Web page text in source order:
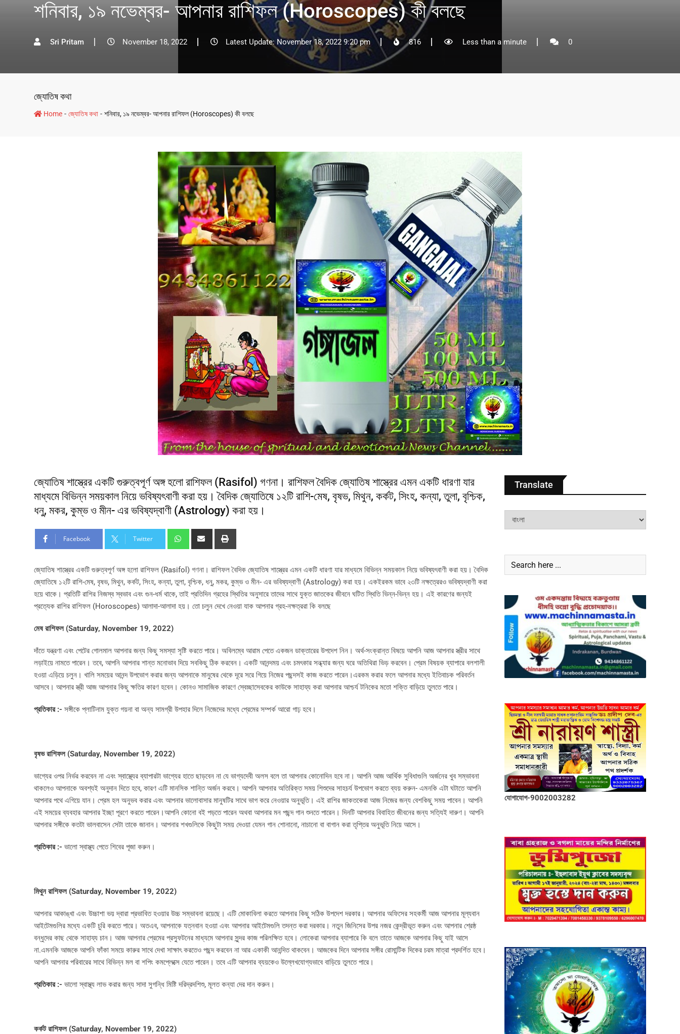
শনিবার, ১৯ নভেম্বর- আপনার রাশিফল (Horoscopes) কী বলছে
Sri Pritam November 18, 2022 Latest Update: November 18, 2022 9:20 pm 816 Less than a minute 0
জ্যোতিষ কথা
Home - জ্যোতিষ কথা - শনিবার, ১৯ নভেম্বর- আপনার রাশিফল (Horoscopes) কী বলছে
জ্যোতিষ শাস্ত্রের একটি গুরুত্বপূর্ণ অঙ্গ হলো রাশিফল (Rasifol) গণনা। রাশিফল বৈদিক জ্যোতিষ শাস্ত্রের এমন একটি ধারণা যার
মাধ্যমে বিভিন্ন সময়কাল নিয়ে ভবিষ্যৎবাণী করা হয়। বৈদিক জ্যোতিষে ১২টি রাশি-মেষ, বৃষভ, মিথুন, কর্কট, সিংহ, কন্যা, তুলা, বৃশ্চিক,
ধনু, মকর, কুম্ভ ও মীন- এর ভবিষ্যদ্বাণী (Astrology) করা হয়।
Facebook Twitter
জ্যোতিষ শাস্ত্রের একটি গুরুত্বপূর্ণ অঙ্গ হলো রাশিফল (Rasifol) গণনা। রাশিফল বৈদিক জ্যোতিষ শাস্ত্রের এমন একটি ধারণা যার মাধ্যমে বিভিন্ন সময়কাল নিয়ে ভবিষ্যৎবাণী করা হয়। বৈদিক
জ্যোতিষে ১২টি রাশি-মেষ, বৃষভ, মিথুন, কর্কট, সিংহ, কন্যা, তুলা, বৃশ্চিক, ধনু, মকর, কুম্ভ ও মীন- এর ভবিষ্যদ্বাণী (Astrology) করা হয়। একইরকম ভাবে ২৩টি নক্ষত্রেরও ভবিষ্যদ্বাণী করা
হয়ে থাকে। প্রতিটি রাশির নিজস্ব স্বভাব এবং গুন-ধর্ম থাকে, তাই প্রতিদিন গ্রহের স্থিতির অনুসারে তাদের সাথে যুক্ত জাতকের জীবনে ঘটিত স্থিতি ভিন্ন-ভিন্ন হয়। এই কারণের জন্যই
প্রত্যেক রাশির রাশিফল (Horoscopes) আলাদা-আলাদা হয়। তো চলুন দেখে নেওয়া যাক আপনার গ্রহ-নক্ষত্ররা কি বলছে
মেষ রাশিফল (Saturday, November 19, 2022)
দাঁতে যন্ত্রণা এবং পেটের গোলমাল আপনার জন্য কিছু সমস্যা সৃষ্টি করতে পারে। অবিলম্বে আরাম পেতে একজন ডাক্তারের উপদেশ নিন। অর্থ-সংক্রান্ত বিষয়ে আপনি আজ আপনার স্ত্রীর সাথে
লড়াইয়ে নামতে পারেন। তবে, আপনি আপনার শান্ত মনোভাব দিয়ে সবকিছু ঠিক করবেন। একটি আনন্দময় এবং চমৎকার সন্ধ্যার জন্য ঘরে অতিথিরা ভিড় করবেন। প্রেম বিষয়ক ব্যাপারে বলশালী
হওয়া এড়িয়ে চলুন। খালি সময়ের আনন্দ উপভোগ করার জন্য আপনাকে মানুষের থেকে দূরে সরে গিয়ে নিজের পছন্দসই কাজ করতে পারেন।এরকম করার ফলে আপনার মধ্যে ইতিবাচক পরিবর্তন
আসবে। আপনার স্ত্রী আজ আপনার কিছু ক্ষতির কারণ হবেন। কোনও সামাজিক কারণে স্বেচ্ছাসেবকের কাউকে সাহায্য করা আপনার আশ্চর্য টনিকের মতো শক্তি বাড়িয়ে তুলতে পারে।
প্রতিকার :- সঙ্গীকে প্লাটিনাম যুক্ত গয়না বা অন্য সামগ্রী উপহার দিলে নিজেদের মধ্যে প্রেমের সম্পর্ক আরো গাঢ় হবে।
বৃষভ রাশিফল (Saturday, November 19, 2022)
ভাগ্যের ওপর নির্ভর করবেন না এবং স্বাস্থ্যের ব্যাপারটা ভাগ্যের হাতে ছাড়বেন না যে ভাগ্যদেবী অলস বলে তা আপনার কোনোদিন হবে না। আপনি আজ আর্থিক সুবিধাগুলি অর্জনের খুব সম্ভাবনা
থাকলেও আপনাকে অবশ্যই অনুদান দিতে হবে, কারণ এটি মানসিক শান্তি অর্জন করবে। আপনি আপনার অতিরিক্ত সময় শিশুদের সাহচর্য উপভোগ করতে ব্যয় করুন- এমনকি এটা ঘটাতে আপনি
আপনার পথে এগিয়ে যান। প্রেম হল অনুভব করার এবং আপনার ভালোবাসার মানুষটির সাথে ভাগ করে নেওয়ার অনুভূতি। এই রাশির জাকতকেরা আজ নিজের জন্য বেশকিছু সময় পাবেন। আপনি
এই সময়ের ব্যবহার আপনার ইচ্ছা পূরণে করতে পারেন।আপনি কোনো বই পড়তে পারেন অথবা আপনার মন পছন্দ গান শুনতে পারেন। দিনটি আপনার বিবাহিত জীবনের জন্য সত্যিই দারুণ। আপনি
আপনার সঙ্গীকে কতটা ভালবাসেন সেটা তাকে জানান। আপনার শখগুলিকে কিছুটা সময় দেওয়া যেমন গান শোনানো, নাচানো বা বাগান করা তৃপ্তির অনুভূতি নিয়ে আসে।
প্রতিকার :- ভালো স্বাস্থ্য পেতে শিবের পূজা করুন।
মিথুন রাশিফল (Saturday, November 19, 2022)
আপনার আকাঙ্খা এবং উচ্চাশা ভয় দ্বারা প্রভাবিত হওয়ার উচ্চ সম্ভাবনা রয়েছে। এটি মোকাবিলা করতে আপনার কিছু সঠিক উপদেশ দরকার। আপনার অফিসের সহকর্মী আজ আপনার মূল্যবান
আইটেমগুলির মধ্যে একটি চুরি করতে পারে। অতএব, আপনাকে যত্নবান হওয়া এবং আপনার আইটেমগুলি তদন্ত করা দরকার। নতুন জিনিসের উপর নজর কেন্দ্রীভূত করুন এবং আপনার শ্রেষ্ঠ
বন্ধুদের কাছ থেকে সাহায্য চান। আজ আপনার প্রেমের প্রস্ফুটনের মাধ্যমে আপনার সুন্দর কাজ পরিলক্ষিত হবে। লোকেরা আপনার ব্যাপারে কি বলে তাতে আজকে আপনার কিছু যাই আসে
না.এমনকি আজকে আপনি ফাঁকা সময়ে কারুর সাথে দেখা সাক্ষাৎ করতেও পছন্দ করবেন না আর একাকী আনন্দিত থাকবেন। আজকের দিনে আপনার সঙ্গীর রোমান্টিক দিকের চরম মাত্রা প্রদর্শিত হবে।
আপনি আপনার পরিবারের সাথে বিভিন্ন মল বা শপিং কমপ্লেক্সে যেতে পারেন। তবে এটি আপনার ব্যয়কেও উল্লেখযোগ্যভাবে বাড়িয়ে তুলতে পারে।
প্রতিকার :- ভালো স্বাস্থ্য লাভ করার জন্য সাদা সুগন্ধি মিষ্টি দরিদ্রদশিশু, মূলত কন্যা দের দান করুন।
কর্কট রাশিফল (Saturday, November 19, 2022)
Translate
যোগাযোগ-9002003282